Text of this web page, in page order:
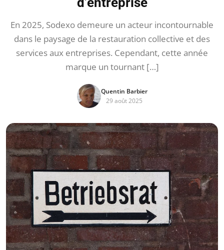
En 2025, Sodexo demeure un acteur incontournable
dans le paysage de la restauration collective et des
services aux entreprises. Cependant, cette année
marque un tournant […]
Quentin Barbier
29 août 2025